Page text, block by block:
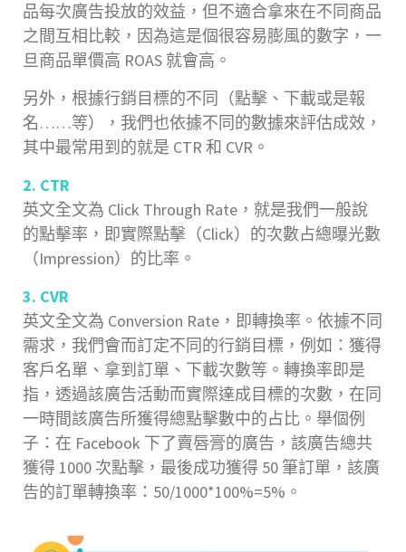
品每次廣告投放的效益，但不適合拿來在不同商品
之間互相比較，因為這是個很容易膨風的數字，一
旦商品單價高 ROAS 就會高。
另外，根據行銷目標的不同（點擊、下載或是報
名……等），我們也依據不同的數據來評估成效，
其中最常用到的就是 CTR 和 CVR。
2. CTR
英文全文為 Click Through Rate，就是我們一般說
的點擊率，即實際點擊（Click）的次數占總曝光數
（Impression）的比率。
3. CVR
英文全文為 Conversion Rate，即轉換率。依據不同
需求，我們會而訂定不同的行銷目標，例如：獲得
客戶名單、拿到訂單、下載次數等。轉換率即是
指，透過該廣告活動而實際達成目標的次數，在同
一時間該廣告所獲得總點擊數中的占比。舉個例
子：在 Facebook 下了賣唇膏的廣告，該廣告總共
獲得 1000 次點擊，最後成功獲得 50 筆訂單，該廣
告的訂單轉換率：50/1000*100%=5%。